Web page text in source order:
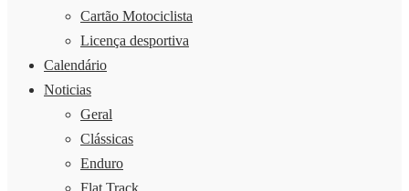
Cartão Motociclista
Licença desportiva
Calendário
Noticias
Geral
Clássicas
Enduro
Flat Track